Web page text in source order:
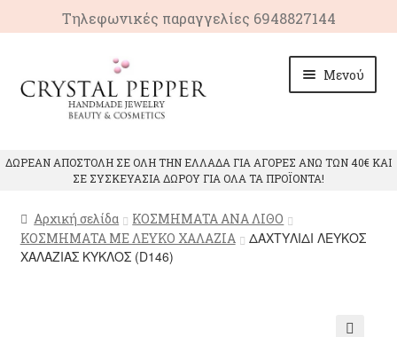
Τηλεφωνικές παραγγελίες 6948827144
μετάβαση
στην
πλοήγηση
σε
περιεχόμενο
Μενού
ΠΡΟΙΟΝΤΑ
ΙΔΙΟΤΗΤΕΣ ΚΡΥΣΤΑΛΛΩΝ
υπό-
ΔΩΡΕΑΝ ΑΠΟΣΤΟΛΗ ΣΕ ΟΛΗ ΤΗΝ ΕΛΛΑΔΑ ΓΙΑ ΑΓΟΡΕΣ ΑΝΩ ΤΩΝ 40€ ΚΑΙ
ΣΕ ΣΥΣΚΕΥΑΣΙΑ ΔΩΡΟΥ ΓΙΑ ΟΛΑ ΤΑ ΠΡΟΪΟΝΤΑ!
Αρχική σελίδα
ΚΟΣΜΗΜΑΤΑ ΑΝΑ ΛΙΘΟ
ΚΟΣΜΗΜΑΤΑ ΜΕ ΛΕΥΚΟ ΧΑΛΑΖΙΑ
ΔΑΧΤΥΛΙΔΙ ΛΕΥΚΟΣ
ΧΑΛΑΖΙΑΣ ΚΥΚΛΟΣ (D146)